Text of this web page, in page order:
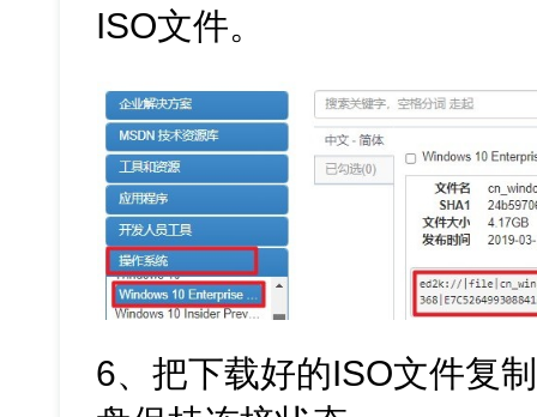
ISO文件。
6、把下载好的ISO文件复